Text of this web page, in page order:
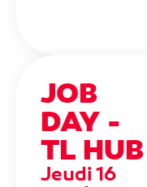
JOB
DAY -
TL HUB
Jeudi 16